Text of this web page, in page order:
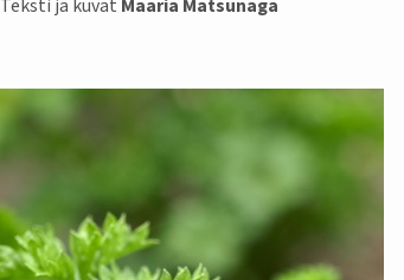
Teksti ja kuvat Maaria Matsunaga